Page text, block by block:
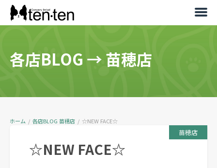
各店BLOG →苗穂店
ホーム / 各店BLOG 苗穂店 / ☆NEW FACE☆
苗穂店
☆NEW FACE☆